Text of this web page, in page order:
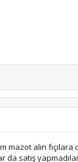
alın
satış